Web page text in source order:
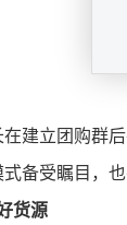
建立团购群
备受瞩目，
货源